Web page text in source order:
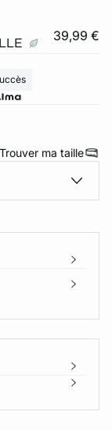
39,99 €
Trouver ma taille